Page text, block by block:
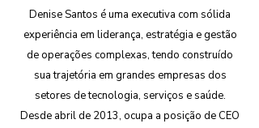
Denise Santos é uma executiva com sólida
experiência em liderança, estratégia e gestão
de operações complexas, tendo construído
sua trajetória em grandes empresas dos
setores de tecnologia, serviços e saúde.
Desde abril de 2013, ocupa a posição de CEO